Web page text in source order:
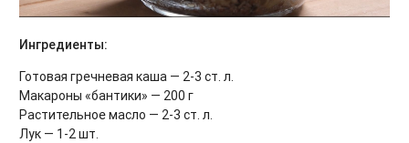
Ингредиенты:
Готовая гречневая каша — 2-3 ст. л.
Макароны «бантики» — 200 г
Растительное масло — 2-3 ст. л.
Лук — 1-2 шт.